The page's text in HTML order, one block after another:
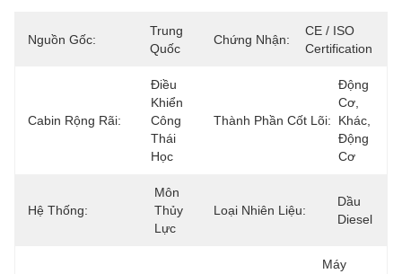
Nguồn Gốc:
Trung
Quốc
Chứng Nhận:
CE / ISO
Certification
Cabin Rộng Rãi:
Điều
Khiển
Công
Thái
Học
Thành Phần Cốt Lõi:
Động
Cơ,
Khác,
Động
Cơ
Hệ Thống:
Môn
Thủy
Lực
Loại Nhiên Liệu:
Dầu
Diesel
Máy